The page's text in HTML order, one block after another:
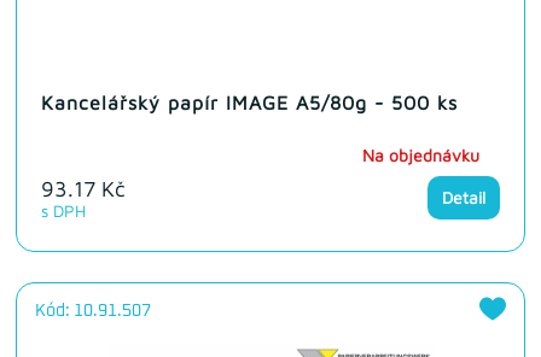
Kancelářský papír IMAGE A5/80g - 500 ks
93.17 Kč
s DPH
Na objednávku
Detail
Kód: 10.91.507